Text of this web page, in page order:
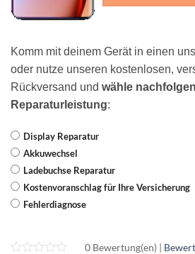
Komm mit deinem Gerät in einen
oder nutze unseren kostenlosen,
Rückversand und wähle
Reparaturleistung:
Display Reparatur
Akkuwechsel
Ladebuchse Reparatur
Kostenvoranschlag für Ihre Versicherung
Fehlerdiagnose
0 Bewertung(en) |